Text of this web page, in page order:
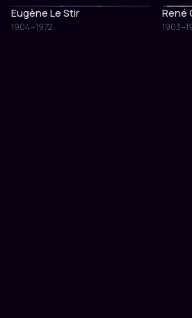
Eugène Le Stir
1904–1972
René